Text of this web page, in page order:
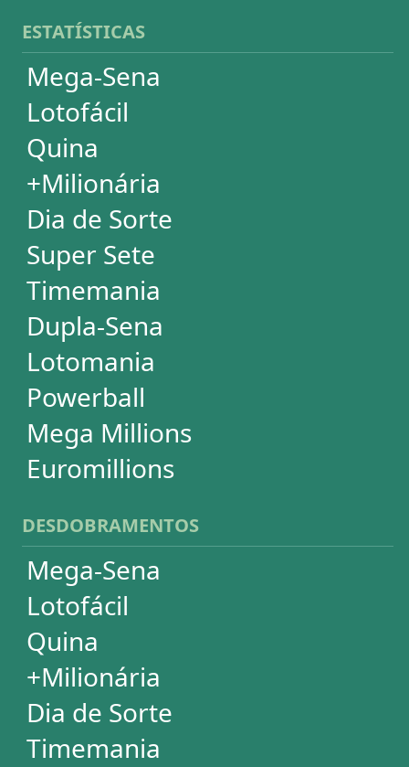
DESDOBRAMENTOS
Mega-Sena
Lotofácil
Quina
+Milionária
Dia de Sorte
Timemania
Dupla-Sena
Lotomania
Super Sete
PowerBall
Mega Millions
EuroMillions
ASSINATURA
Palpites Estatísticos
Análises Estatísticas
Simulador de Apostas
Conferidor de Apostas
Desdobramentos Especiais
Impressão de Volantes
SUPORTE